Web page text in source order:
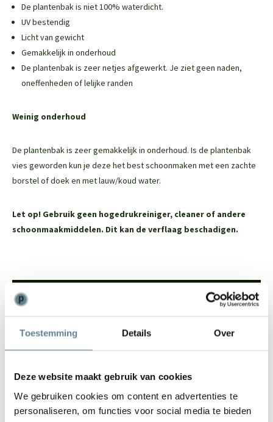
Toestemming Details Over
Deze website maakt gebruik van cookies
We gebruiken cookies om content en advertenties te
personaliseren, om functies voor social media te bieden
De plantenbak is niet 100% waterdicht.
UV bestendig
Licht van gewicht
Gemakkelijk in onderhoud
De plantenbak is zeer netjes afgewerkt. Je ziet geen naden,
oneffenheden of lelijke randen
Weinig onderhoud
De plantenbak is zeer gemakkelijk in onderhoud. Is de plantenbak
vies geworden kun je deze het best schoonmaken met een zachte
borstel of doek en met lauw/koud water.
Let op! Gebruik geen hogedrukreiniger, cleaner of andere
schoonmaakmiddelen. Dit kan de verflaag beschadigen.
team!
Bel0344-228104
Mailinfo@polyesterplantenbakken.nl